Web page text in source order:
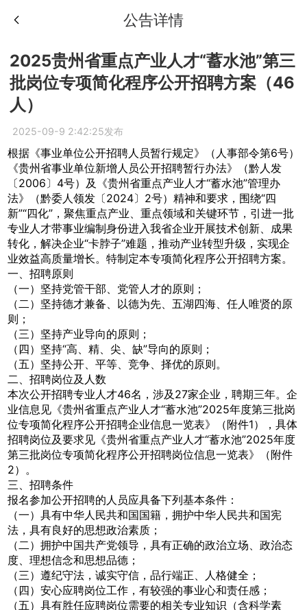
公告详情
2025贵州省重点产业人才“蓄水池”第三
批岗位专项简化程序公开招聘方案（46
人）
2025-09-9 2:42:25发布
根据《事业单位公开招聘人员暂行规定》（人事部令第6号）
《贵州省事业单位新增人员公开招聘暂行办法》（黔人发
〔2006〕4号）及《贵州省重点产业人才“蓄水池”管理办
法》（黔委人领发〔2024〕2号）精神和要求，围绕“四
新”“四化”，聚焦重点产业、重点领域和关键环节，引进一批
专业人才带事业编制身份进入我省企业开展技术创新、成果
转化，解决企业“卡脖子”难题，推动产业转型升级，实现企
业效益高质量增长。特制定本专项简化程序公开招聘方案。
一、招聘原则
（一）坚持党管干部、党管人才的原则；
（二）坚持德才兼备、以德为先、五湖四海、任人唯贤的原
则；
（三）坚持产业导向的原则；
（四）坚持“高、精、尖、缺”导向的原则；
（五）坚持公开、平等、竞争、择优的原则。
二、招聘岗位及人数
本次公开招聘专业人才46名，涉及27家企业，聘期三年。企
业信息见《贵州省重点产业人才“蓄水池”2025年度第三批岗
位专项简化程序公开招聘企业信息一览表》（附件1），具体
招聘岗位及要求见《贵州省重点产业人才“蓄水池”2025年度
第三批岗位专项简化程序公开招聘岗位信息一览表》（附件
2）。
三、招聘条件
报名参加公开招聘的人员应具备下列基本条件：
（一）具有中华人民共和国国籍，拥护中华人民共和国宪
法，具有良好的思想政治素质；
（二）拥护中国共产党领导，具有正确的政治立场、政治态
度、理想信念和思想品德；
（三）遵纪守法，诚实守信，品行端正、人格健全；
（四）安心应聘岗位工作，有较强的事业心和责任感；
（五）具有胜任应聘岗位需要的相关专业知识（含科学素